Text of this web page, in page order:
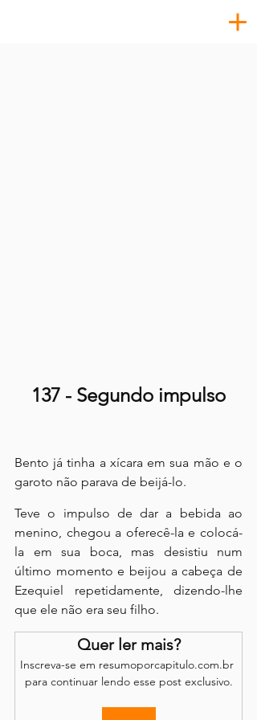
137 - Segundo impulso
Bento já tinha a xícara em sua mão e o
garoto não parava de beijá-lo.
Teve o impulso de dar a bebida ao
menino, chegou a oferecê-la e colocá-
la em sua boca, mas desistiu num
último momento e beijou a cabeça de
Ezequiel repetidamente, dizendo-lhe
que ele não era seu filho.
Quer ler mais?
Inscreva-se em resumoporcapitulo.com.br
para continuar lendo esse post exclusivo.